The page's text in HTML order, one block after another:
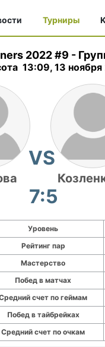
Турниры
2022 #9 -
13:09, 13 ноября
VS
7:5
Уровень
Рейтинг пар
Мастерство
Побед в матчах
счет по геймам
Побед в тайбрейках
Средний счет по очкам